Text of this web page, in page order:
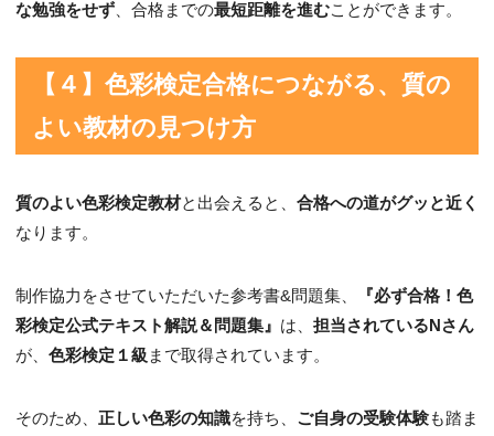
な勉強をせず、合格までの最短距離を進むことができます。
【４】色彩検定合格につながる、質の
よい教材の見つけ方
質のよい色彩検定教材と出会えると、 合格への道がグッと近く
なります。
制作協力をさせていただいた参考書&問題集、
『必ず合格！色
彩検定公式テキスト解説＆問題集』 は、 担当されているNさん
が、 色彩検定１級 まで取得されています。
そのため、 正しい色彩の知識を持ち、 ご自身の受験体験も踏ま